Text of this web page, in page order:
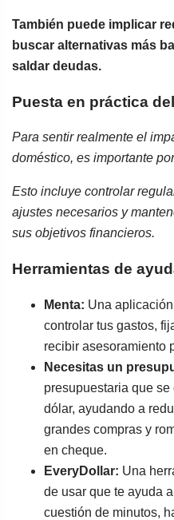
También puede implicar
buscar alternativas más
saldar deudas.
Puesta en práctica
Para sentir realmente el
doméstico, es importante
Esto incluye controlar
ajustes necesarios y
sus objetivos financieros.
Herramientas de
Menta: Una
controlar tus gastos,
recibir asesoramiento
Necesitas un
presupuestaria que
dólar, ayudando a
grandes compras y
en cheque.
EveryDollar: Una
de usar que te ayuda
cuestión de minutos,